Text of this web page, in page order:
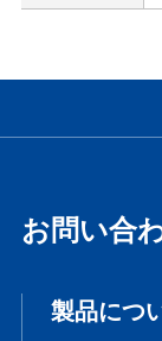
お問い合
製品につ